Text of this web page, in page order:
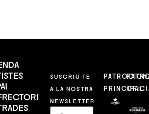
SUSCRIU-TE
A LA NOSTRA
NEWSLETTER
PRINCIPAL